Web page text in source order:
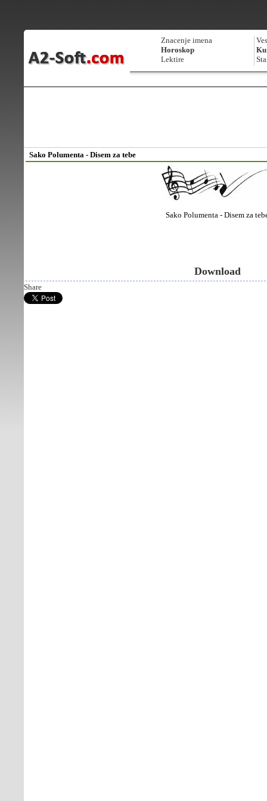
Znacenje imena
Horoskop
Lektire
Sako Polumenta - Disem za tebe
Sako Polumenta - Disem za
Download
Share